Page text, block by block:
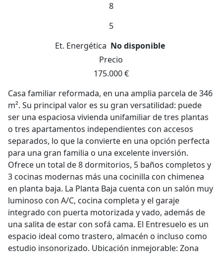
8
5
Et. Energética No disponible
Precio
175.000 €
Casa familiar reformada, en una amplia parcela de 346
m². Su principal valor es su gran versatilidad: puede
ser una espaciosa vivienda unifamiliar de tres plantas
o tres apartamentos independientes con accesos
separados, lo que la convierte en una opción perfecta
para una gran familia o una excelente inversión.
Ofrece un total de 8 dormitorios, 5 baños completos y
3 cocinas modernas más una cocinilla con chimenea
en planta baja. La Planta Baja cuenta con un salón muy
luminoso con A/C, cocina completa y el garaje
integrado con puerta motorizada y vado, además de
una salita de estar con sofá cama. El Entresuelo es un
espacio ideal como trastero, almacén o incluso como
estudio insonorizado. Ubicación inmejorable: Zona